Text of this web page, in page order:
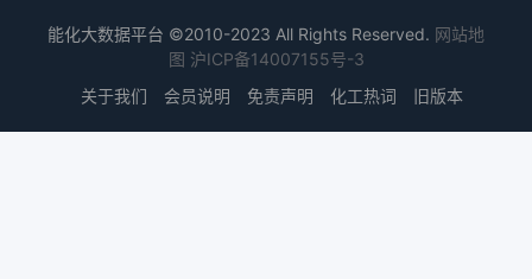
过量有利于反应的进行,考虑到价乙二醇再进行酯化
反应而用对甲苯磺酸作催化剂的格等因素,采用甲基
内烯酸过量。若酸过量太多,不产品纯度较好,达到
能化大数据平台 ©2010-2023 All Rights Reserved. 网站地
图 沪ICP备14007155号-3
关于我们
会员说明 免责声明 化工热词 旧版本